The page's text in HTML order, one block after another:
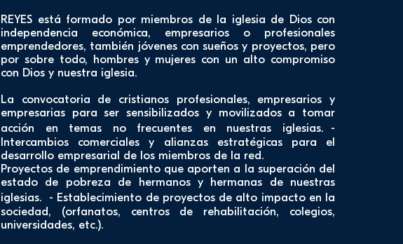
REYES está formado por miembros de la iglesia de Dios con
independencia económica, empresarios o profesionales
emprendedores, también jóvenes con sueños y proyectos, pero
por sobre todo, hombres y mujeres con un alto compromiso
con Dios y nuestra iglesia.
La convocatoria de cristianos profesionales, empresarios y
empresarias para ser sensibilizados y movilizados a tomar
acción en temas no frecuentes en nuestras iglesias. -
Intercambios comerciales y alianzas estratégicas para el
desarrollo empresarial de los miembros de la red.
Proyectos de emprendimiento que aporten a la superación del
estado de pobreza de hermanos y hermanas de nuestras
iglesias. - Establecimiento de proyectos de alto impacto en la
sociedad, (orfanatos, centros de rehabilitación, colegios,
universidades, etc.).